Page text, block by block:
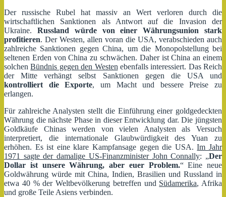
Der russische Rubel hat massiv an Wert verloren durch die
wirtschaftlichen Sanktionen als Antwort auf die Invasion der
Ukraine. Russland würde von einer Währungsunion stark
profitieren. Der Westen, allen voran die USA, verabschieden auch
zahlreiche Sanktionen gegen China, um die Monopolstellung bei
seltenen Erden von China zu schwächen. Daher ist China an einem
solchenBündnis gegen den Westen ebenfalls interessiert. Das Reich
der Mitte verhängt selbst Sanktionen gegen die USA und
kontrolliert die Exporte, um Macht und bessere Preise zu
erlangen.
Für zahlreiche Analysten stellt die Einführung einer goldgedeckten
Währung die nächste Phase in dieser Entwicklung dar. Die jüngsten
Goldkäufe Chinas werden von vielen Analysten als Versuch
interpretiert, die internationale Glaubwürdigkeit des Yuan zu
erhöhen. Es ist eine klare Kampfansage gegen die USA.Im Jahr
1971 sagte der damalige US-Finanzminister John Connally: „Der
Dollar ist unsere Währung, aber euer Problem.“ Eine neue
Goldwährung würde mit China, Indien, Brasilien und Russland in
etwa 40 % der Weltbevölkerung betreffen und Südamerika, Afrika
und große Teile Asiens verbinden.